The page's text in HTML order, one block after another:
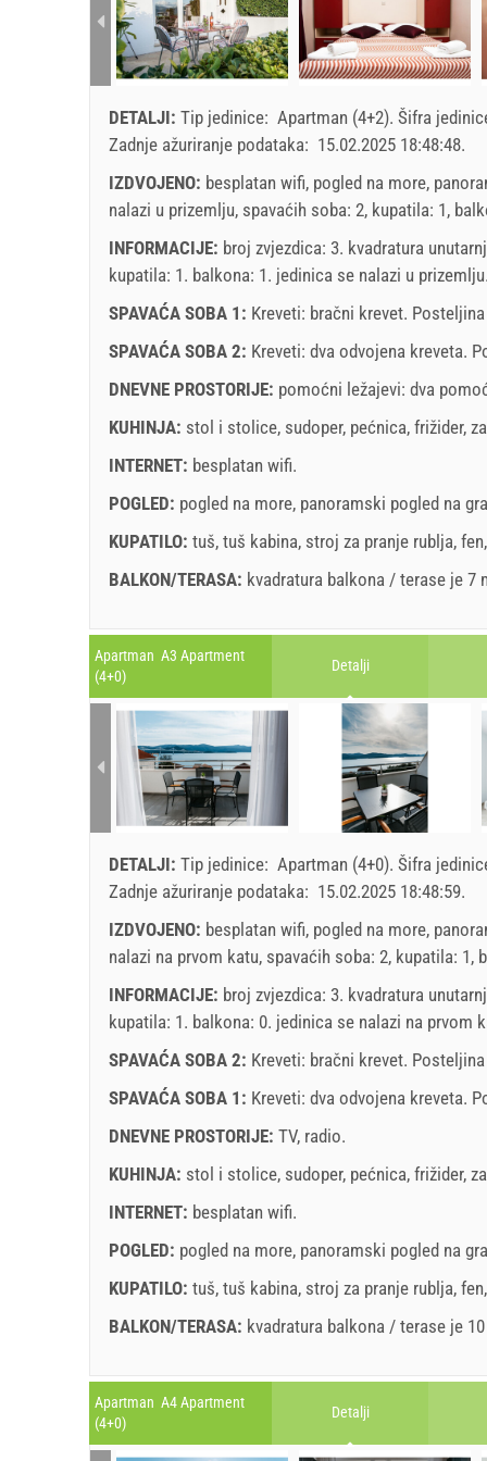
1 - 2
85.00 EUR
3
min. Noćenja
5
dolazak
Svaki dan
Prikazana cijena je po jedinici za određeni broj
Ponude:
Obavezno:Prijava gostiju (01.07. - 31.08): 10 EUR
(once - za_person)
SU MO TU WE
1
9
10 11 12 13 14
15
16
17 18 19 20 21
22
23
24 25 26 27 28
29
30
31
13
20
27
november 2026
SU MO TU WE TH FR SA
8
9 10 11 12 13
14
15
16 17 18
22
23 24 25 26 27
28
29
30
SU
6
20
27
kliknite ˝Pošalji upit˝.
DETALJI: Tip jedinice: Apartman (4+2). Šifra
Zadnje ažuriranje podataka: 15.02.2025 18:48:48.
IZDVOJENO: besplatan wifi, pogled na more,
nalazi u prizemlju, spavaćih soba: 2, kupatila: 1,
INFORMACIJE: broj zvjezdica: 3. kvadratura
kupatila: 1. balkona: 1. jedinica se nalazi u prizemlju.
SPAVAĆA SOBA 1: Kreveti: bračni krevet.
SPAVAĆA SOBA 2: Kreveti: dva odvojena kreveta.
DNEVNE PROSTORIJE: pomoćni ležajevi: dva
KUHINJA: stol i stolice, sudoper, pećnica, frižider,
INTERNET: besplatan wifi.
POGLED: pogled na more, panoramski pogled na
KUPATILO: tuš, tuš kabina, stroj za pranje rublja, fen,
BALKON/TERASA: kvadratura balkona / terase je 7
A2 Apartment (4+2) : Prices 2026 EUR
Br. osoba
1. jul
31. aug
1 - 4
115.00
min. Noćenja
5
dolazak
Svaki dan
Prikazana cijena je po jedinici za određeni broj
Ponude:
Obavezno:Prijava gostiju (01.07. - 31.08): 10 EUR
(once - za_person)
Legenda: termini sred
august
SU MO TU FR SA
1
7
8
9
10 11 12 13 14
15
16
17 18 19 20 21
22
23
24 25 26 27 28
29
30
31
13
20
27
november 2026
SU MO TU WE TH FR SA
1 2 3 4 5
8
9 10 11 12 13
14
15
16 17 18
22
23 24 25 26 27
28
29
30
SU
6
20
27
Polja označena s zvijedicom (*) su obavezna!
kliknite ˝Pošalji upit˝.
Apartman A3 Apartment
(4+0)
Detalji
DETALJI: Tip jedinice: Apartman (4+0). Šifra
Zadnje ažuriranje podataka: 15.02.2025 18:48:59.
IZDVOJENO: besplatan wifi, pogled na more,
nalazi na prvom katu, spavaćih soba: 2, kupatila: 1,
INFORMACIJE: broj zvjezdica: 3. kvadratura
kupatila: 1. balkona: 0. jedinica se nalazi na prvom
SPAVAĆA SOBA 2: Kreveti: bračni krevet.
SPAVAĆA SOBA 1: Kreveti: dva odvojena kreveta.
DNEVNE PROSTORIJE: TV, radio.
KUHINJA: stol i stolice, sudoper, pećnica, frižider,
INTERNET: besplatan wifi.
POGLED: pogled na more, panoramski pogled na
KUPATILO: tuš, tuš kabina, stroj za pranje rublja, fen,
BALKON/TERASA: kvadratura balkona / terase je
A3 Apartment (4+0) : Prices 2026 EUR
1. jul
Legenda: termini s red
Polja označena s zvijedicom (*) su obavezna!
Apartman A4 Apartment
(4+0)
Detalji